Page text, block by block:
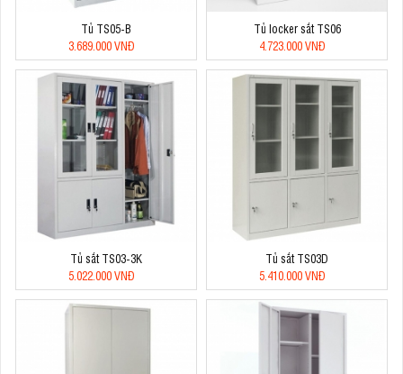
Tủ TS05-B
3.689.000 VNĐ
Tủ locker sắt TS06
4.723.000 VNĐ
Tủ sắt TS03-3K
5.022.000 VNĐ
Tủ sắt TS03D
5.410.000 VNĐ